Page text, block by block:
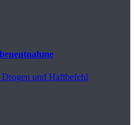
und Haftbefehl